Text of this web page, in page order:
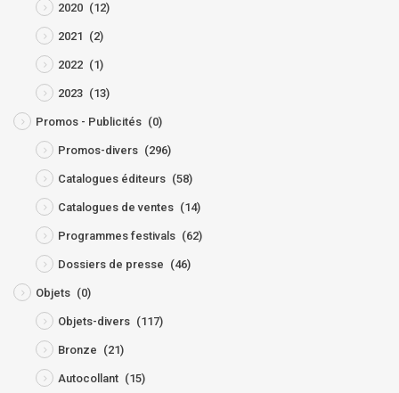
2020 (12)
2021 (2)
2022 (1)
2023 (13)
Promos - Publicités (0)
Promos-divers (296)
Catalogues éditeurs (58)
Catalogues de ventes (14)
Programmes festivals (62)
Dossiers de presse (46)
Objets (0)
Objets-divers (117)
Bronze (21)
Autocollant (15)